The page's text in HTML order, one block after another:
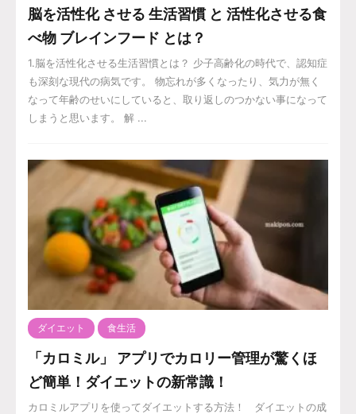
脳を活性化 させる 生活習慣 と 活性化させる食
べ物 ブレインフード とは？
1.脳を活性化させる生活習慣とは？ 少子高齢化の時代で、認知症
も深刻な現代の病気です。 物忘れが多くなったり、気力が無く
なって年齢のせいにしていると、取り返しのつかない事になって
しまうと思います。 解 ...
ダイエット 食生活
「カロミル」 アプリでカロリー管理が驚くほ
ど簡単！ダイエットの新常識！
カロミルアプリを使ってダイエットする方法！ ダイエットの成